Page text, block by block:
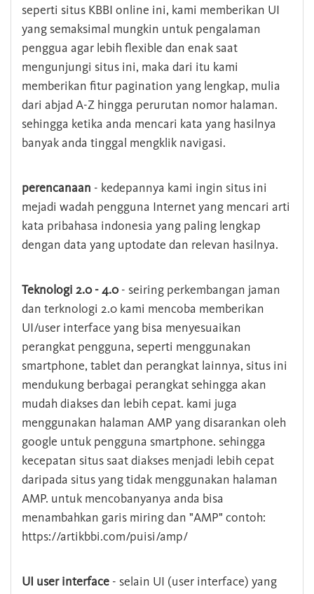
seperti situs KBBI online ini, kami memberikan UI
yang semaksimal mungkin untuk pengalaman
penggua agar lebih flexible dan enak saat
mengunjungi situs ini, maka dari itu kami
memberikan fitur pagination yang lengkap, mulia
dari abjad A-Z hingga perurutan nomor halaman.
sehingga ketika anda mencari kata yang hasilnya
banyak anda tinggal mengklik navigasi.
perencanaan - kedepannya kami ingin situs ini
mejadi wadah pengguna Internet yang mencari arti
kata pribahasa indonesia yang paling lengkap
dengan data yang uptodate dan relevan hasilnya.
Teknologi 2.0 - 4.0- seiring perkembangan jaman
dan terknologi 2.0 kami mencoba memberikan
UI/user interface yang bisa menyesuaikan
perangkat pengguna, seperti menggunakan
smartphone, tablet dan perangkat lainnya, situs ini
mendukung berbagai perangkat sehingga akan
mudah diakses dan lebih cepat. kami juga
menggunakan halaman AMP yang disarankan oleh
google untuk pengguna smartphone. sehingga
kecepatan situs saat diakses menjadi lebih cepat
daripada situs yang tidak menggunakan halaman
AMP. untuk mencobanyanya anda bisa
menambahkan garis miring dan "AMP" contoh:
https://artikbbi.com/puisi/amp/
UI user interface - selain UI (user interface) yang